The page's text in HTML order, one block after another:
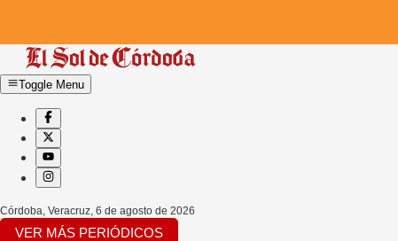
Toggle Menu
Córdoba, Veracruz 6 de agosto de 2026
VER MÁS PERIÓDICOS